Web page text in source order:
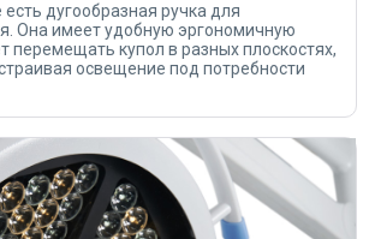
дугообразная ручка для
Она имеет удобную эргономичную
перемещать купол в разных плоскостях,
освещение под потребности